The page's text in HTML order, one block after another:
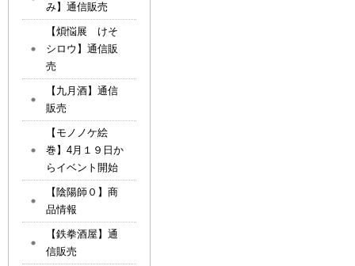
み】通信販売
【煩悩展 けそ
シロウ】通信販
売
【九月酒】通信
販売
【モノノケ絵
巻】4月１９日か
らイベント開始
【陰陽師０】商
品情報
【鉄拳酒屋】通
信販売